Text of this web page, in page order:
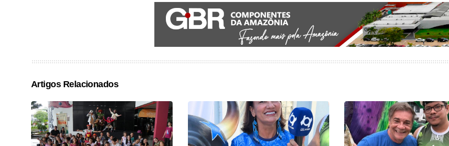
Artigos Relacionados